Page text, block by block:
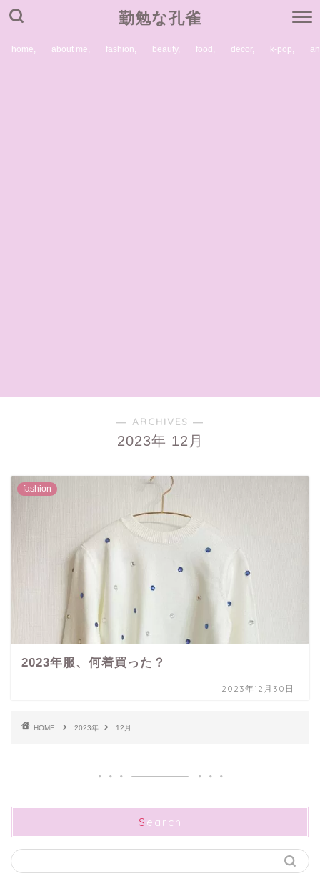
勤勉な孔雀
home, about me, fashion, beauty, food, decor, k-pop,
― ARCHIVES ―
2023年 12月
fashion
2023年服、何着買った？
2023年12月30日
HOME 2023年 12月
Search